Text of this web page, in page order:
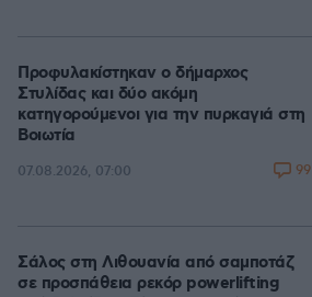
Προφυλακίστηκαν ο δήμαρχος
Στυλίδας και δύο ακόμη
κατηγορούμενοι για την πυρκαγιά στη
Βοιωτία
07.08.2026, 07:00 99
Σάλος στη Λιθουανία από σαμποτάζ
σε προσπάθεια ρεκόρ powerlifting